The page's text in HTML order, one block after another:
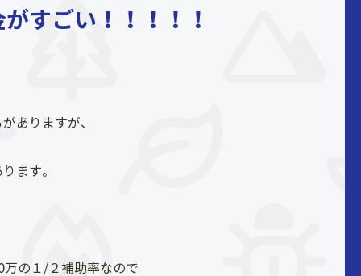
すごい！！！！！
ありますが、
ます。
の１/２補助率なので